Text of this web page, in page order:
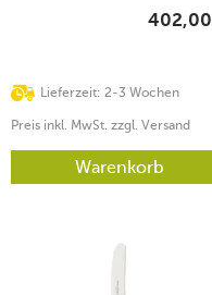
Lieferzeit: 2-3 Wochen
402,00
Preis inkl. MwSt. zzgl. Versand
Warenkorb